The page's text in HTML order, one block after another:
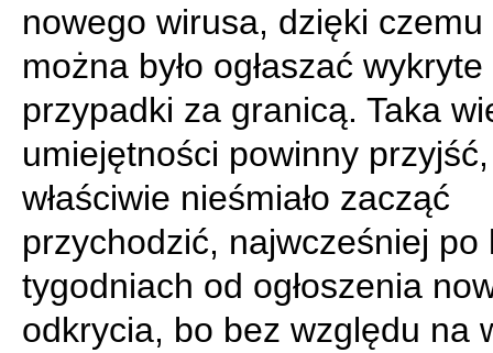
nowego wirusa, dzięki czemu
można było ogłaszać wykryte
przypadki za granicą. Taka
umiejętności powinny
właściwie nieśmiało zacząć
przychodzić, najwcześniej po
tygodniach od ogłoszenia
odkrycia, bo bez względu na